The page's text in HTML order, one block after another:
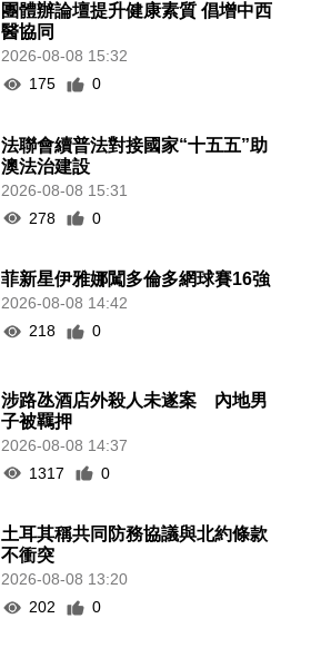
團體辦論壇提升健康素質 倡增中西
醫協同
2026-08-08 15:32
175
0
法聯會續普法對接國家“十五五”助
澳法治建設
2026-08-08 15:31
278
0
菲新星伊雅娜闖多倫多網球賽16強
2026-08-08 14:42
218
0
涉路氹酒店外殺人未遂案 內地男
子被羈押
2026-08-08 14:37
1317
0
土耳其稱共同防務協議與北約條款
不衝突
2026-08-08 13:20
202
0